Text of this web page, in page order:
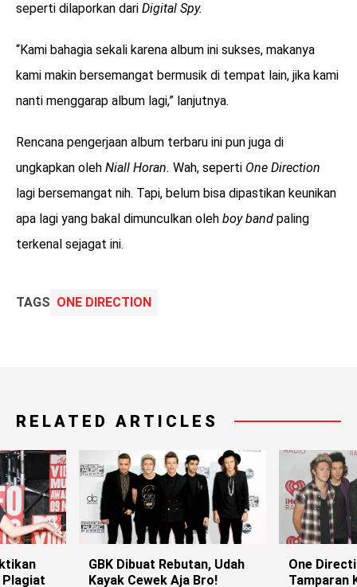
seperti dilaporkan dari Digital Spy.
“Kami bahagia sekali karena album ini sukses, makanya
kami makin bersemangat bermusik di tempat lain, jika kami
nanti menggarap album lagi,” lanjutnya.
Rencana pengerjaan album terbaru ini pun juga di
ungkapkan oleh Niall Horan. Wah, seperti One Direction
lagi bersemangat nih. Tapi, belum bisa dipastikan keunikan
apa lagi yang bakal dimunculkan oleh boy band paling
terkenal sejagat ini.
TAGS ONE DIRECTION
RELATED ARTICLES
GBK Dibuat Rebutan, Udah
Kayak Cewek Aja Bro!
One
Tamparan